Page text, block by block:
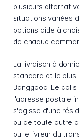
plusieurs
situations variées
options aide à
de chaque
La livraison à
standard et le plus
Banggood. Le
l'adresse postale
s'agisse d'une
ou de toute autre
ou le livreur du